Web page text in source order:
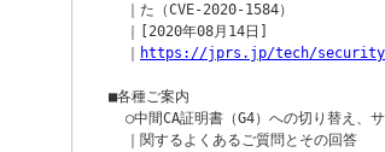
  ｜た（CVE-2020-1584）
  ｜[2020年08月14日]
https://jprs.jp/tech/security/
■各種ご案内
○中間CA証明書（G4）への切り替え、
  ｜関するよくあるご質問とその回答